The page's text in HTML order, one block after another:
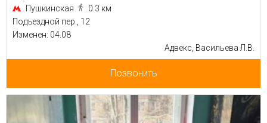
Пушкинская
0.3 км
Подъездной пер., 12
Изменен: 04.08
Адвекс, Васильева Л.В.
Позвонить